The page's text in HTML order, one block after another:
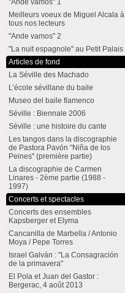
"Ande vamos" 1
Meilleurs voeux de Miguel Alcala à
tous nos lecteurs
"Ande vamos" 2
"La nuit espagnole" au Petit Palais
Articles de fond
La Séville des Machado
L’école sévillane du baile
Museo del baile flamenco
Séville : Biennale 2006
Séville : une histoire du cante
Les tangos dans la discographie
de Pastora Pavón "Niña de los
Peines" (première partie)
La discographie de Carmen
Linares - 2ème partie (1988 -
1997)
Concerts et spectacles
Concerts des ensembles
Kapsberger et Elyma
Cancanilla de Marbella / Antonio
Moya / Pepe Torres
Israel Galván : "La Consagración
de la primavera"
El Pola et Juan del Gastor :
Bergerac, 4 août 2013